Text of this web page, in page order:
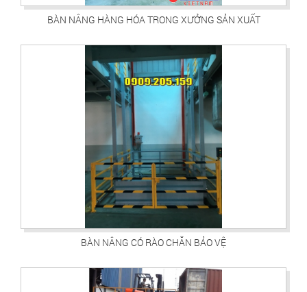
BÀN NÂNG HÀNG HÓA TRONG XƯỞNG SẢN XUẤT
BÀN NÂNG CÓ RÀO CHẮN BẢO VỆ